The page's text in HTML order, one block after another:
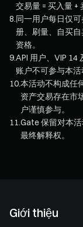
交易量 = 买入量 +
8.同一用户每日仅
册、刷量、自买
资格。
9.API 用户、VIP 14
账户不可参与本活
10.本活动不构成任
资产交易存在市
户谨慎参与。
11.Gate 保留对本
最终解释权。
Giới thiệu